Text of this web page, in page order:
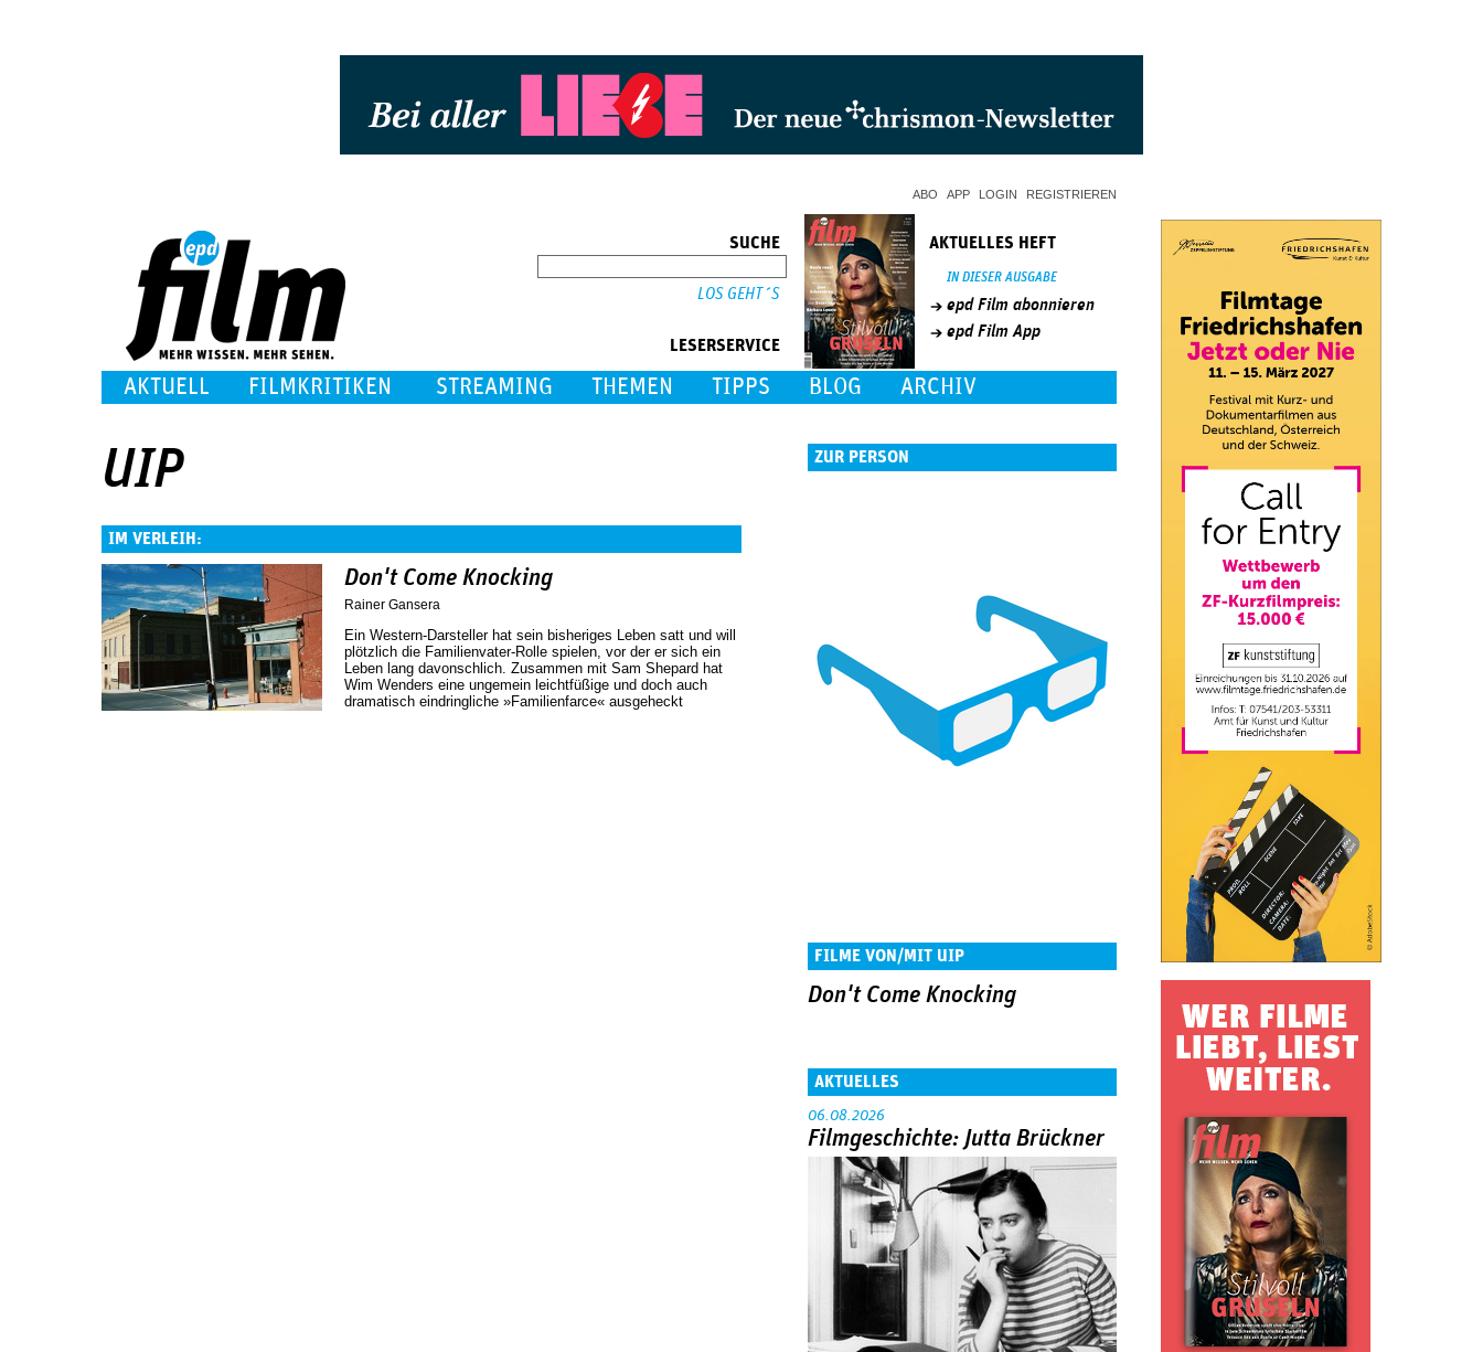
ABO APP LOGIN REGISTRIEREN
SUCHE
LESERSERVICE
AKTUELLES HEFT
IN DIESER AUSGABE
epd Film abonnieren
epd Film App
AKTUELL FILMKRITIKEN STREAMING THEMEN TIPPS BLOG ARCHIV
UIP
IM VERLEIH:
Don't Come Knocking
Rainer Gansera
Ein Western-Darsteller hat sein bisheriges Leben satt und will
plötzlich die Familienvater-Rolle spielen, vor der er sich ein
Leben lang davonschlich. Zusammen mit Sam Shepard hat
Wim Wenders eine ungemein leichtfüßige und doch auch
dramatisch eindringliche »Familienfarce« ausgeheckt
ZUR PERSON
FILME VON/MIT UIP
Don't Come Knocking
AKTUELLES
06.08.2026
Filmgeschichte: Jutta Brückner